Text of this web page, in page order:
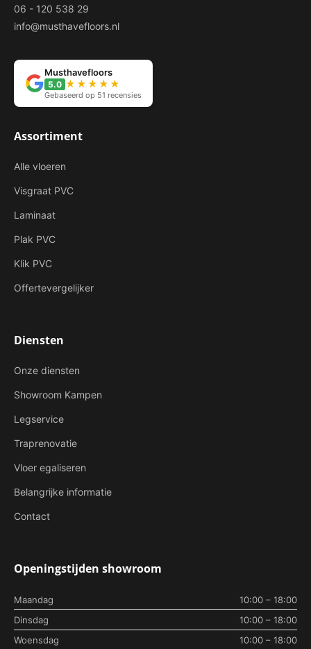
06 - 120 538 29
info@musthavefloors.nl
Musthavefloors
5.0 ★★★★★
Gebaseerd op 51 recensies
Assortiment
Alle vloeren
Visgraat PVC
Laminaat
Plak PVC
Klik PVC
Offertevergelijker
Diensten
Onze diensten
Showroom Kampen
Legservice
Traprenovatie
Vloer egaliseren
Belangrijke informatie
Contact
Openingstijden showroom
Maandag
10:00 – 18:00
Dinsdag
10:00 – 18:00
Woensdag
10:00 – 18:00